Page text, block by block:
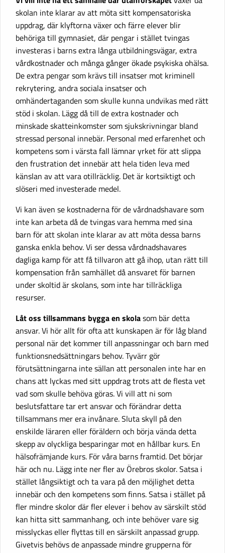
skolan inte klarar av att möta sitt kompensatoriska
uppdrag, där klyftorna växer och färre elever blir
behöriga till gymnasiet, där pengar i stället tvingas
investeras i barns extra långa utbildningsvägar, extra
vårdkostnader och många gånger ökade psykiska ohälsa.
De extra pengar som krävs till insatser mot kriminell
rekrytering, andra sociala insatser och
omhändertaganden som skulle kunna undvikas med rätt
stöd i skolan. Lägg då till de extra kostnader och
minskade skatteinkomster som sjukskrivningar bland
stressad personal innebär. Personal med erfarenhet och
kompetens som i värsta fall lämnar yrket för att slippa
den frustration det innebär att hela tiden leva med
känslan av att vara otillräcklig. Det är kortsiktigt och
slöseri med investerade medel.
Vi kan även se kostnaderna för de vårdnadshavare som
inte kan arbeta då de tvingas vara hemma med sina
barn för att skolan inte klarar av att möta dessa barns
ganska enkla behov. Vi ser dessa vårdnadshavares
dagliga kamp för att få tillvaron att gå ihop, utan rätt till
kompensation från samhället då ansvaret för barnen
under skoltid är skolans, som inte har tillräckliga
resurser.
Låt oss tillsammans bygga en skolasom bär detta
ansvar. Vi hör allt för ofta att kunskapen är för låg bland
personal när det kommer till anpassningar och barn med
funktionsnedsättningars behov. Tyvärr gör
förutsättningarna inte sällan att personalen inte har en
chans att lyckas med sitt uppdrag trots att de flesta vet
vad som skulle behöva göras. Vi vill att ni som
beslutsfattare tar ert ansvar och förändrar detta
tillsammans mer era invånare. Sluta skyll på den
enskilde läraren eller föräldern och börja vända detta
skepp av olyckliga besparingar mot en hållbar kurs. En
hälsofrämjande kurs. För våra barns framtid. Det börjar
här och nu. Lägg inte ner fler av Örebros skolor. Satsa i
stället långsiktigt och ta vara på den möjlighet detta
innebär och den kompetens som finns. Satsa i stället på
fler mindre skolor där fler elever i behov av särskilt stöd
kan hitta sitt sammanhang, och inte behöver vare sig
misslyckas eller flyttas till en särskilt anpassad grupp.
Givetvis behövs de anpassade mindre grupperna för